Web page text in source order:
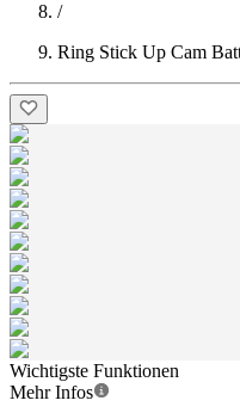
/
Ring Stick Up Cam
Wichtigste Funktionen
Mehr Infos